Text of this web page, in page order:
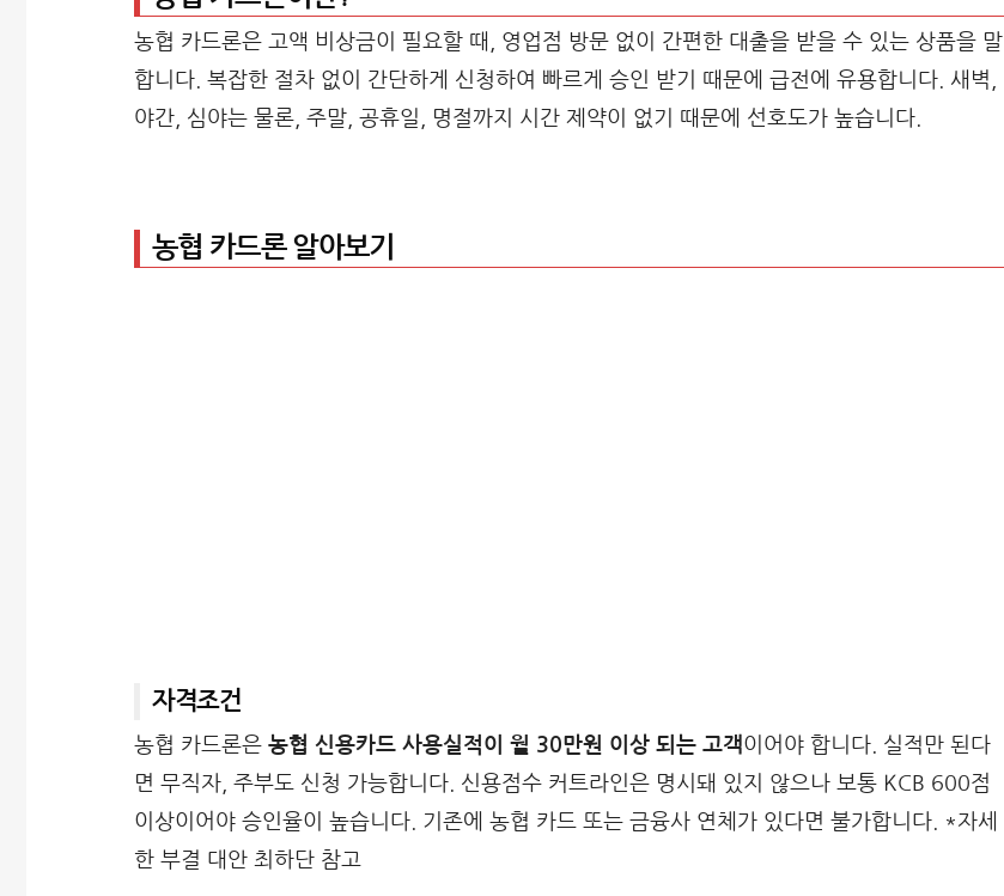
농협 카드론은 고액 비상금이 필요할 때, 영업점 방문 없이 간편한 대출을 받을 수 있는 상품을 말
합니다. 복잡한 절차 없이 간단하게 신청하여 빠르게 승인 받기 때문에 급전에 유용합니다. 새벽,
야간, 심야는 물론, 주말, 공휴일, 명절까지 시간 제약이 없기 때문에 선호도가 높습니다.
농협 카드론 알아보기
자격조건
농협 카드론은 농협 신용카드 사용실적이 월 30만원 이상 되는 고객이어야 합니다. 실적만 된다
면 무직자, 주부도 신청 가능합니다. 신용점수 커트라인은 명시돼 있지 않으나 보통 KCB 600점
이상이어야 승인율이 높습니다. 기존에 농협 카드 또는 금융사 연체가 있다면 불가합니다. *자세
한 부결 대안 최하단 참고